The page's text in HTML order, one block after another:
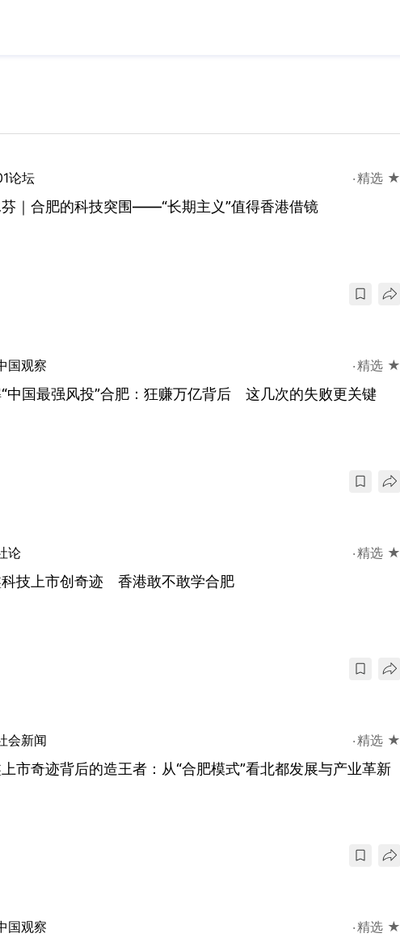
论坛 精选 ★
｜合肥的科技突围——“长期主义”值得香港借镜
国观察 精选 ★
中国最强风投”合肥：狂赚万亿背后 这几次的失败更关键
论 精选 ★
技上市创奇迹 香港敢不敢学合肥
会新闻 精选 ★
市奇迹背后的造王者：从“合肥模式”看北都发展与产业革新
国观察 精选 ★